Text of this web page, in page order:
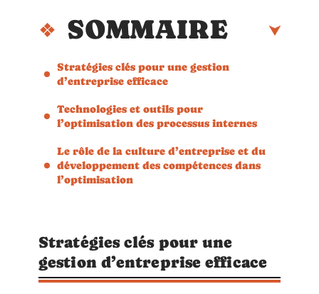
SOMMAIRE
Stratégies clés pour une gestion
d’entreprise efficace
Technologies et outils pour
l’optimisation des processus internes
Le rôle de la culture d’entreprise et du
développement des compétences dans
l’optimisation
Stratégies clés pour une
gestion d’entreprise efficace